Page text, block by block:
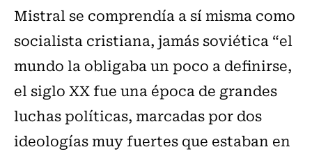
Mistral se comprendía a sí misma como
socialista cristiana, jamás soviética “el
mundo la obligaba un poco a definirse,
el siglo XX fue una época de grandes
luchas políticas, marcadas por dos
ideologías muy fuertes que estaban en